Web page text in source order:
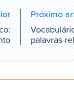
Próximo
palavras